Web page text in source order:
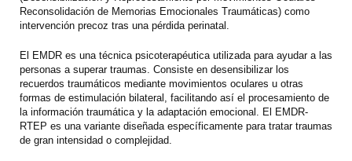
Reconsolidación de Memorias Emocionales Traumáticas) como
intervención precoz tras una pérdida perinatal.
El EMDR es una técnica psicoterapéutica utilizada para ayudar a las
personas a superar traumas. Consiste en desensibilizar los
recuerdos traumáticos mediante movimientos oculares u otras
formas de estimulación bilateral, facilitando así el procesamiento de
la información traumática y la adaptación emocional. El EMDR-
RTEP es una variante diseñada específicamente para tratar traumas
de gran intensidad o complejidad.